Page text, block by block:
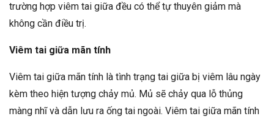
trường hợp viêm tai giữa đều có thể tự thuyên giảm mà
không cần điều trị.
Viêm tai giữa mãn tính
Viêm tai giữa mãn tính là tình trạng tai giữa bị viêm lâu ngày
kèm theo hiện tượng chảy mủ. Mủ sẽ chảy qua lỗ thủng
màng nhĩ và dẫn lưu ra ống tai ngoài. Viêm tai giữa mãn tính